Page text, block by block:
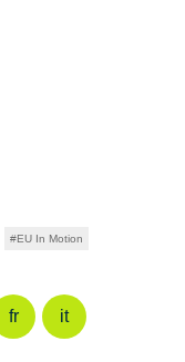
EU In Motion
fr it